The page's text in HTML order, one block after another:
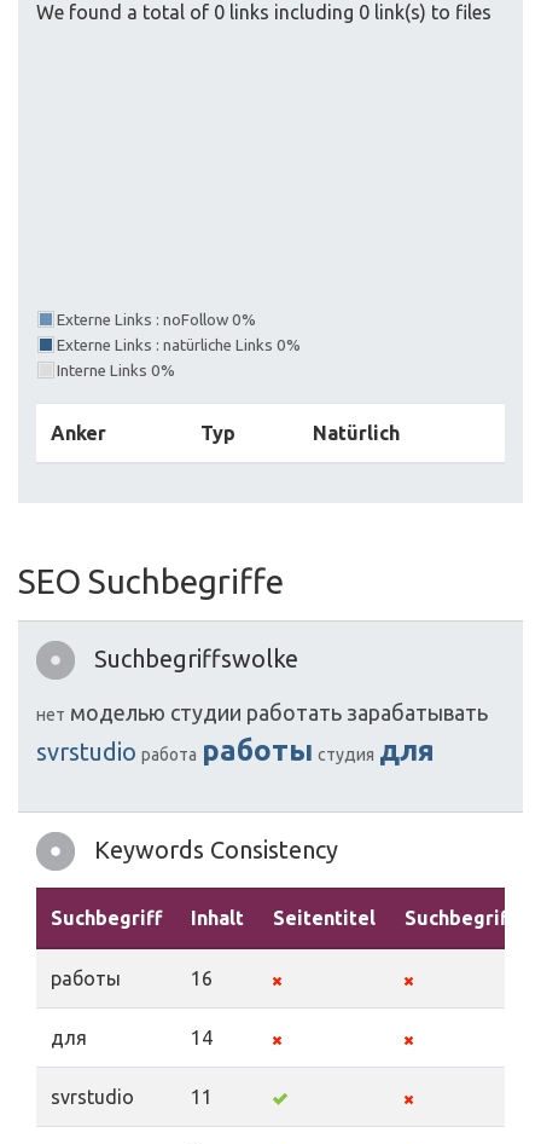
We found a total of 0 links including 0 link(s) to files
Externe Links : noFollow 0%
Externe Links : natürliche Links 0%
Interne Links 0%
Anker Typ Natürlich
SEO Suchbegriffe
Suchbegriffswolke
нет моделью студии работать зарабатывать
svrstudio работа работы студия для
Keywords Consistency
Suchbegriff Inhalt Seitentitel Suchbegriffe
работы 16
для 14
svrstudio 11